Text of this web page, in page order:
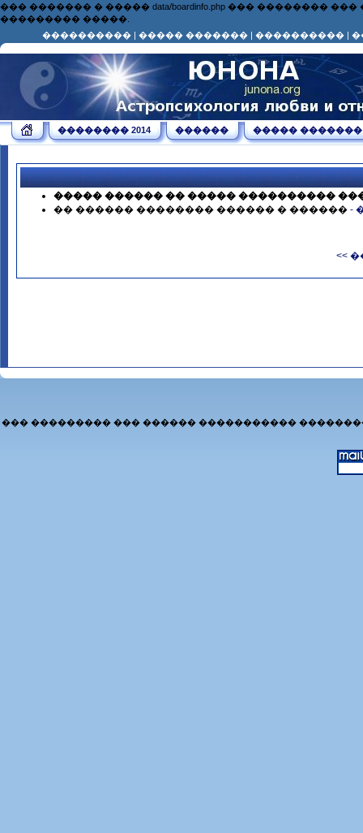
��� ������� � ����� data/boardinfo.php ���
��������� �����.
���������� | ����� ������� | ���������� |
�������� 2014 ������ ����� �������
����� ������ �� ����� ����������
�� ������ �������� ������ � ������ -
<<
��� ��������� ��� ������ �����������